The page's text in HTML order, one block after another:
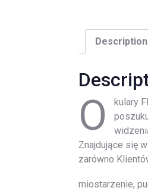
Description
O
kulary
Znajdujące się
zarówno
miostarzenie,